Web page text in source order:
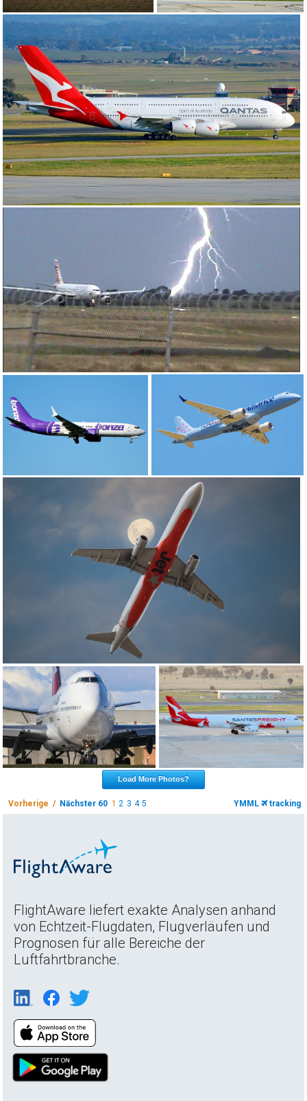
Load More Photos?
Vorherige / Nächster 60 12 3 4 5 YMML tracking
FlightAware liefert exakte Analysen anhand
von Echtzeit-Flugdaten, Flugverläufen und
Prognosen für alle Bereiche der
Luftfahrtbranche.